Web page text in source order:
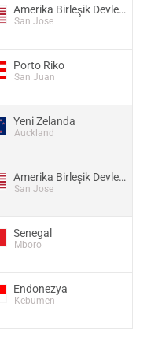
Amerika Birleşik Devletleri
San Jose
Porto Riko
San Juan
Yeni Zelanda
Auckland
Amerika Birleşik Devletleri
San Jose
Senegal
Mboro
Endonezya
Kebumen